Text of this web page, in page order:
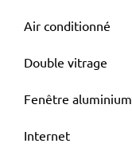
Air conditionné
Double vitrage
Fenêtre aluminium
Internet